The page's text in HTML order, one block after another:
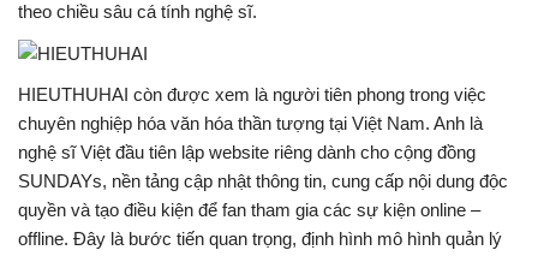
theo chiều sâu cá tính nghệ sĩ.
HIEUTHUHAI còn được xem là người tiên phong trong việc
chuyên nghiệp hóa văn hóa thần tượng tại Việt Nam. Anh là
nghệ sĩ Việt đầu tiên lập website riêng dành cho cộng đồng
SUNDAYs, nền tảng cập nhật thông tin, cung cấp nội dung độc
quyền và tạo điều kiện để fan tham gia các sự kiện online –
offline. Đây là bước tiến quan trọng, định hình mô hình quản lý